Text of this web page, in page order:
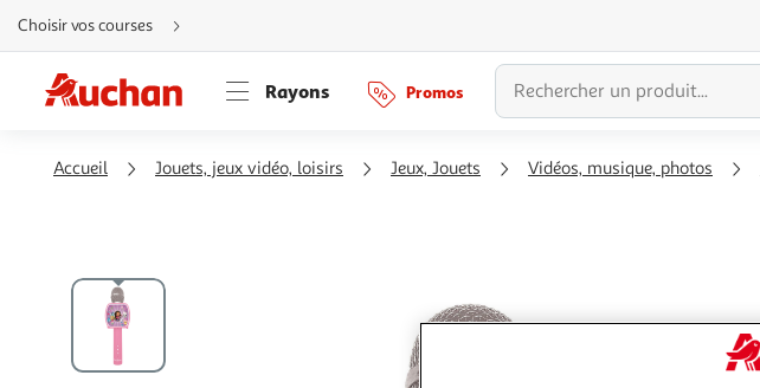
Aller
directement
au
Aller
directement
à
Aller
directement
Choisir vos courses
Rayons Promos
Accueil Jouets, jeux vidéo, loisirs Jeux, Jouets Vidéos, musique, photos